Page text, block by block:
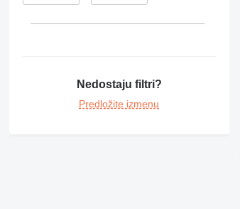
Nedostaju filtri?
Predložite izmenu